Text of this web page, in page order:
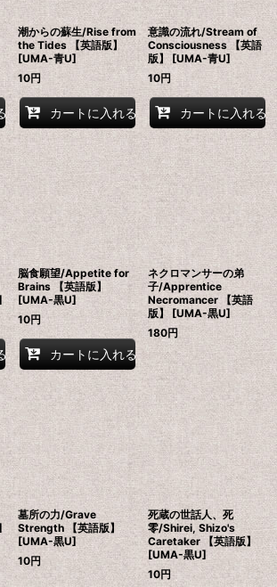
潮からの蘇生/Rise from
the Tides 【英語版】
[UMA-青U]
10円
カートに入れる
意識の流れ/Stream of
Consciousness 【英語
版】 [UMA-青U]
10円
カートに入れる
脳食願望/Appetite for
Brains 【英語版】
[UMA-黒U]
10円
カートに入れる
ネクロマンサーの弟
子/Apprentice
Necromancer 【英語
版】 [UMA-黒U]
180円
墓所の力/Grave
Strength 【英語版】
[UMA-黒U]
10円
死蔵の世話人、死
零/Shirei, Shizo's
Caretaker 【英語版】
[UMA-黒U]
10円